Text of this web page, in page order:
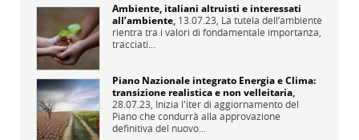
Ambiente, italiani altruisti e interessati
all’ambiente, 13.07.23, La tutela dell’ambiente
rientra tra i valori di fondamentale importanza,
tracciati...
Piano Nazionale integrato Energia e Clima:
transizione realistica e non velleitaria,
28.07.23, Inizia l'iter di aggiornamento del
Piano che condurrà alla approvazione
definitiva del nuovo...